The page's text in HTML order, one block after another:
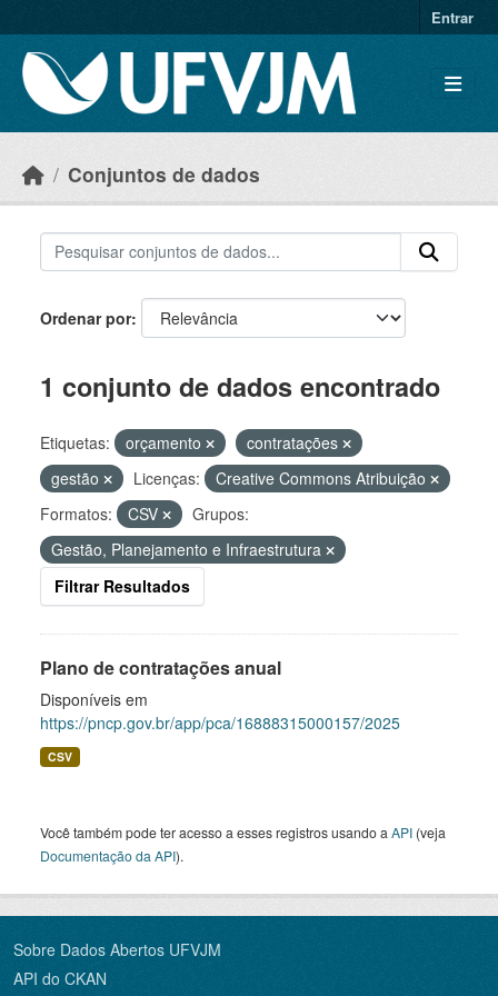
Entrar
Conjuntos de dados
Ordenar por
1 conjunto de dados encontrado
Etiquetas: orçamento
contratações
gestão
Licenças:
Creative Commons Atribuição
Formatos:
CSV
Grupos:
Gestão, Planejamento e Infraestrutura
Filtrar Resultados
Plano de contratações anual
Disponíveis em
https://pncp.gov.br/app/pca/16888315000157/2025
CSV
Você também pode ter acesso a esses registros usando a API (veja
Documentação da API).
Sobre Dados Abertos UFVJM
API do CKAN